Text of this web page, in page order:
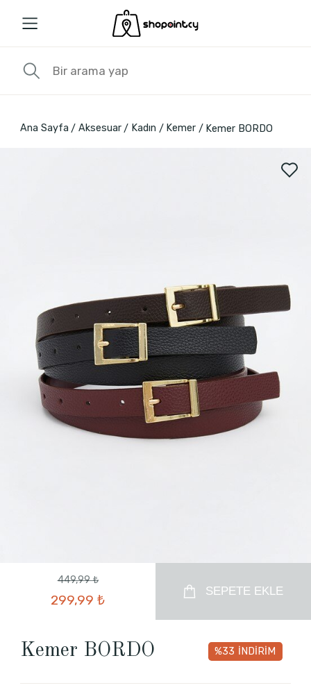
Ana Sayfa Aksesuar Kadın Kemer Kemer BORDO
449,99 ₺
299,99 ₺
SEPETE EKLE
Kemer BORDO %33 İNDİRİM